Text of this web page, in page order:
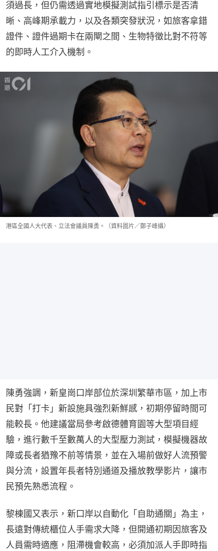
須過長，但仍需透過實地模擬測試指引標示是否清
晰、高峰期承載力，以及各類突發狀況，如旅客拿錯
證件、證件過期卡在兩閘之間、生物特徵比對不符等
的即時人工介入機制。
港區全國人大代表、立法會議員陳勇。（資料圖片／鄭子峰攝）
陳勇強調，新皇崗口岸部位於深圳繁華市區，加上市
民對「打卡」新設施具強烈新鮮感，初期停留時間可
能較長。他建議當局參考啟德體育園等大型項目經
驗，進行數千至數萬人的大型壓力測試，模擬機器故
障或長者猶豫不前等情景，並在入場前做好人流預警
與分流，設置年長者特別通道及播放教學影片，讓市
民預先熟悉流程。
黎棟國又表示，新口岸以自動化「自助通關」為主，
長遠對傳統櫃位人手需求大降，但開通初期因旅客及
人員需時適應，阻滯機會較高，必須加派人手即時指